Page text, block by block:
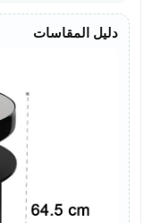
دليل المقاسات